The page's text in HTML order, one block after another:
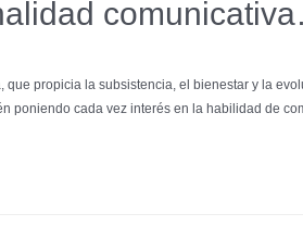
propicia la subsistencia, el bienestar y la
poniendo cada vez interés en la habilidad de